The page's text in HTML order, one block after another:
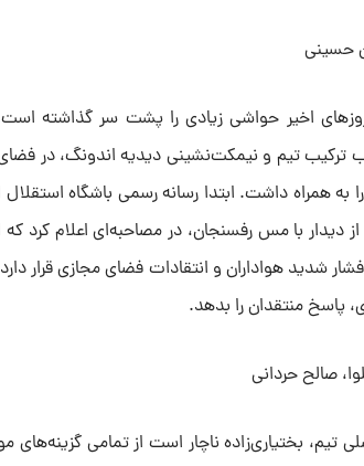
حسینی
روز‌های اخیر حواشی زیادی را پشت سر گذاشته
ترکیب تیم و نیمکت‌نشینی دیدیه اندونگ، در
همراه داشت. ابتدا رسانه رسمی باشگاه استقلال
با مس رفسنجان، در مصاحبه‌ای اعلام کرد
شدید هواداران و انتقادات فضای مجازی قرار
پاسخ منتقدان را بدهد.
صالح حردانی
تیم، بختیاری‌زاده ناچار است از تمامی گزینه‌های